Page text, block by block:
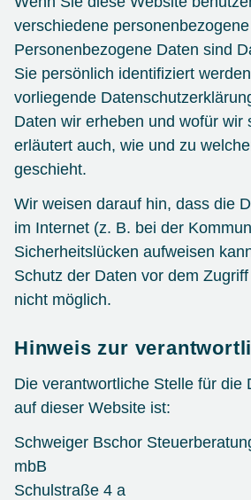
verschiedene
Personenbezogene Daten sind
Sie persönlich identifiziert
vorliegende
Daten wir erheben und wofür wir
erläutert auch, wie und zu
geschieht.
Wir weisen darauf hin, dass die
im Internet (z. B. bei der
Sicherheitslücken aufweisen
Schutz der Daten vor dem
nicht möglich.
Hinweis zur
Die verantwortliche Stelle für die
auf dieser Website ist:
Schweiger Bschor
mbB
Schulstraße 4 a